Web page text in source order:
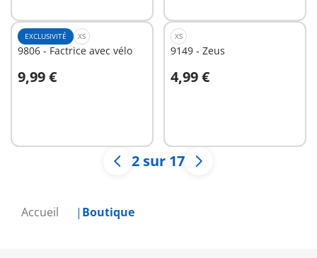
Accueil Boutique
EXCLUSIVITÉ XS
9806 - Factrice avec vélo
9,99 €
Au panier
XS
9149 - Zeus
4,99 €
Au panier
2 sur 17